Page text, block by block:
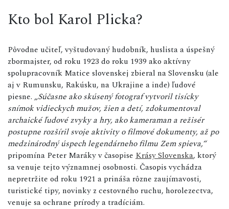
Kto bol Karol Plicka?
Pôvodne učiteľ, vyštudovaný hudobník, huslista a úspešný
zbormajster, od roku 1923 do roku 1939 ako aktívny
spolupracovník Matice slovenskej zbieral na Slovensku (ale
aj v Rumunsku, Rakúsku, na Ukrajine a inde) ľudové
piesne. „Súčasne ako skúsený fotograf vytvoril tisícky
snímok vidieckych mužov, žien a detí, zdokumentoval
archaické ľudové zvyky a hry, ako kameraman a režisér
postupne rozšíril svoje aktivity o filmové dokumenty, až po
medzinárodný úspech legendárneho filmu Zem spieva,“
pripomína Peter Maráky v časopise Krásy Slovenska, ktorý
sa venuje tejto významnej osobnosti. Časopis vychádza
nepretržite od roku 1921 a prináša rôzne zaujímavosti,
turistické tipy, novinky z cestovného ruchu, horolezectva,
venuje sa ochrane prírody a tradíciám.